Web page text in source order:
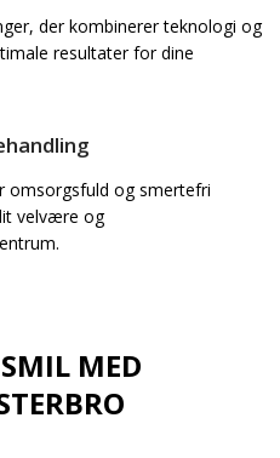
der kombinerer teknologi og
resultater for dine
omsorgsfuld og smertefri
velvære og
MED